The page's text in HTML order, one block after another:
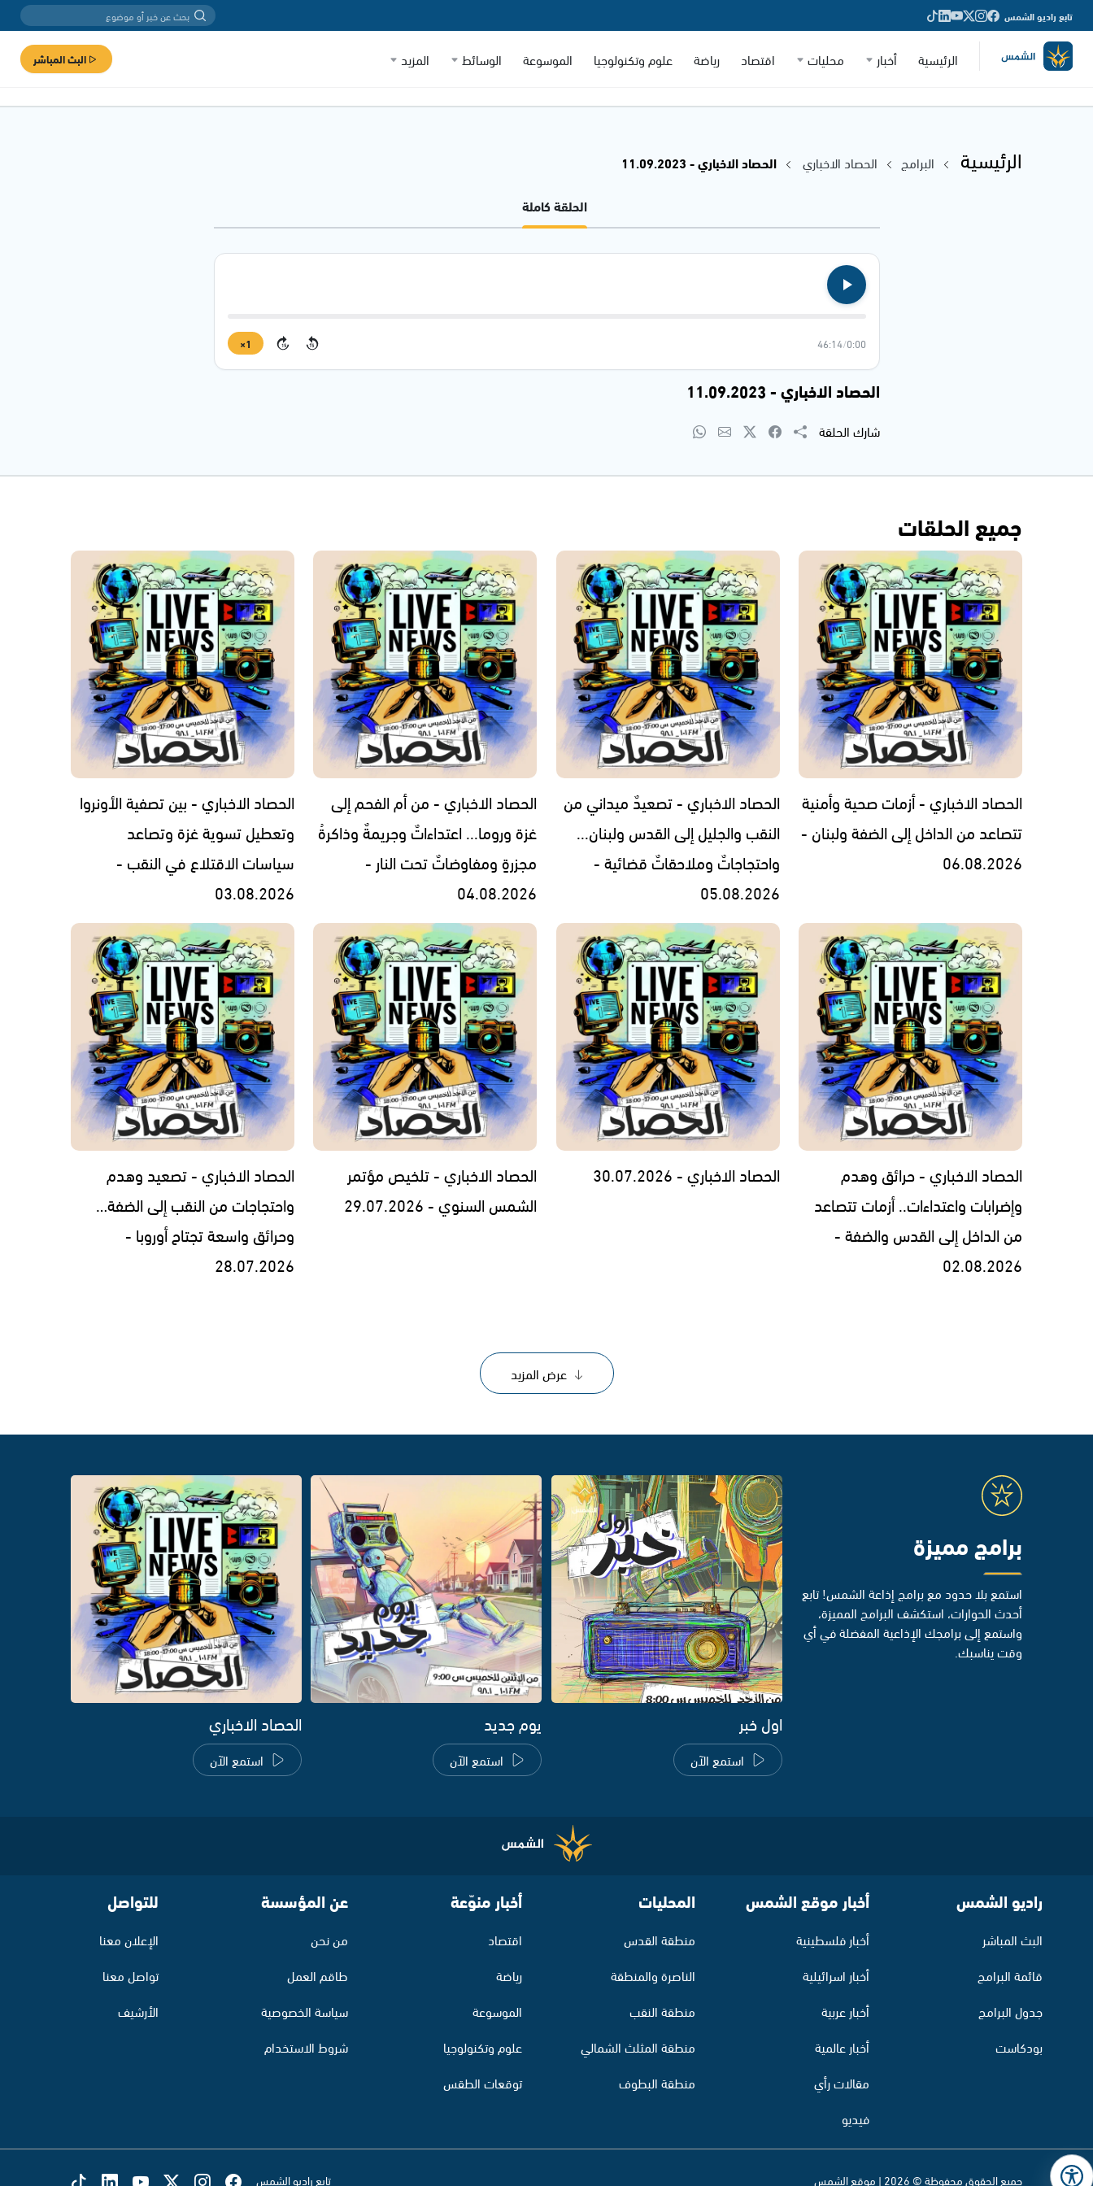
تابع راديو الشمس
الرئيسية أخبار محليات اقتصاد رياضة علوم وتكنولوجيا الموسوعة الوسائط المزيد البث المباشر
الرئيسية البرامج الحصاد الاخباري
الحصاد الاخباري - 11.09.2023
الحلقة كاملة
0:00
/
46:14
15
15
1×
الحصاد الاخباري - 11.09.2023
شارك الحلقة
جميع الحلقات
الحصاد الاخباري - أزمات صحية وأمنية
تتصاعد من الداخل إلى الضفة ولبنان -
06.08.2026
الحصاد الاخباري - تصعيدٌ ميداني من
النقب والجليل إلى القدس ولبنان...
واحتجاجاتٌ وملاحقاتٌ قضائية -
05.08.2026
الحصاد الاخباري - من أم الفحم إلى
غزة وروما... اعتداءاتٌ وجريمةٌ وذاكرةُ
مجزرةٍ ومفاوضاتٌ تحت النار -
04.08.2026
الحصاد الاخباري - بين تصفية الأونروا
وتعطيل تسوية غزة وتصاعد
سياسات الاقتلاع في النقب -
03.08.2026
الحصاد الاخباري - حرائق وهدم
وإضرابات واعتداءات.. أزمات تتصاعد
من الداخل إلى القدس والضفة -
02.08.2026
الحصاد الاخباري - 30.07.2026
الحصاد الاخباري - تلخيص مؤتمر
الشمس السنوي - 29.07.2026
الحصاد الاخباري - تصعيد وهدم
واحتجاجات من النقب إلى الضفة…
وحرائق واسعة تجتاح أوروبا -
28.07.2026
عرض المزيد
برامج مميزة
استمع بلا حدود مع برامج إذاعة الشمس! تابع
أحدث الحوارات، استكشف البرامج المميزة،
واستمع إلى برامجك الإذاعية المفضلة في أي
وقت يناسبك.
اول خبر
استمع الآن
يوم جديد
استمع الآن
الحصاد الاخباري
استمع الآن
راديو الشمس
البث المباشر
قائمة البرامج
جدول البرامج
بودكاست
أخبار موقع الشمس
أخبار فلسطينية
أخبار اسرائيلية
أخبار عربية
أخبار عالمية
مقالات رأي
فيديو
المحليات
منطقة القدس
الناصرة والمنطقة
منطقة النقب
منطقة المثلث الشمالي
منطقة البطوف
أخبار منوّعة
اقتصاد
رياضة
الموسوعة
علوم وتكنولوجيا
توقعات الطقس
عن المؤسسة
من نحن
طاقم العمل
سياسة الخصوصية
شروط الاستخدام
للتواصل
الإعلان معنا
تواصل معنا
الأرشيف
جميع الحقوق محفوظة © 2026 | موقع الشمس تابع راديو الشمس